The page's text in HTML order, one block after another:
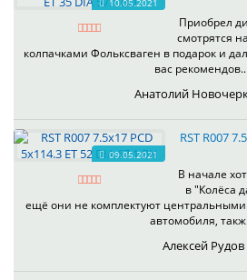
10.05.2021
Приобрел
смотрятся
колпачками Фольксваген в подарок и
вас рекомендов..
Анатолий
09.05.2021
RST R007
В начале
в "Колёса
ещё они не комплектуют центральными
автомобиля,
Алексей Рудов